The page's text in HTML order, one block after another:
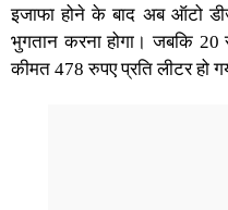
इजाफा होने के बाद अब ऑटो
भुगतान करना होगा। जबकि
कीमत 478 रुपए प्रति लीटर हो